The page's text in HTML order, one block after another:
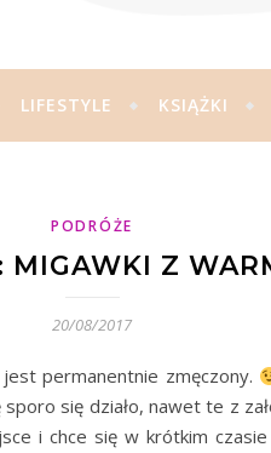
LIFESTYLE KSIĄŻKI
PODRÓŻE
MIGAWKI Z
20/08/2017
permanentnie zmęczony.
się działo, nawet te z
i chce się w krótkim czasie